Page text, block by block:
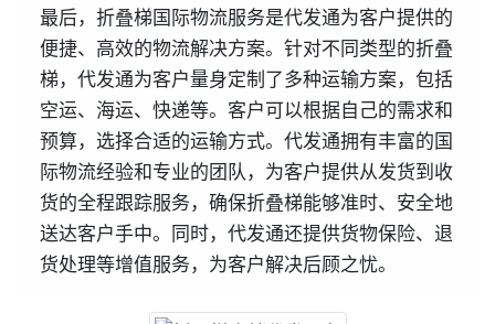
最后，折叠梯国际物流服务是代发通为客户提供的
便捷、高效的物流解决方案。针对不同类型的折叠
梯，代发通为客户量身定制了多种运输方案，包括
空运、海运、快递等。客户可以根据自己的需求和
预算，选择合适的运输方式。代发通拥有丰富的国
际物流经验和专业的团队，为客户提供从发货到收
货的全程跟踪服务，确保折叠梯能够准时、安全地
送达客户手中。同时，代发通还提供货物保险、退
货处理等增值服务，为客户解决后顾之忧。